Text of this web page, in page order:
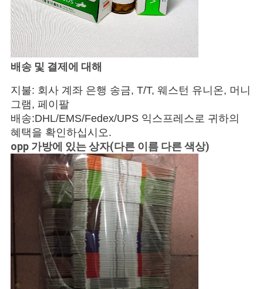
배송 및 결제에 대해
지불: 회사 계좌 은행 송금, T/T, 웨스턴 유니온, 머니
그램, 페이팔
배송:DHL/EMS/Fedex/UPS 익스프레스로 귀하의
혜택을 확인하십시오.
opp 가방에 있는 상자(다른 이름 다른 색상)